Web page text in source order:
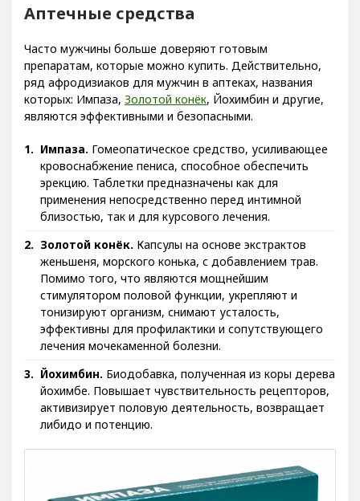
препаратам, которые можно купить. Действительно,
ряд афродизиаков для мужчин в аптеках, названия
которых: Импаза,Золотой конёк, Йохимбин и другие,
являются эффективными и безопасными.
кровоснабжение пениса, способное обеспечить
эрекцию. Таблетки предназначены как для
применения непосредственно перед интимной
близостью, так и для курсового лечения.
женьшеня, морского конька, с добавлением трав.
Помимо того, что являются мощнейшим
стимулятором половой функции, укрепляют и
тонизируют организм, снимают усталость,
эффективны для профилактики и сопутствующего
лечения мочекаменной болезни.
йохимбе. Повышает чувствительность рецепторов,
активизирует половую деятельность, возвращает
либидо и потенцию.